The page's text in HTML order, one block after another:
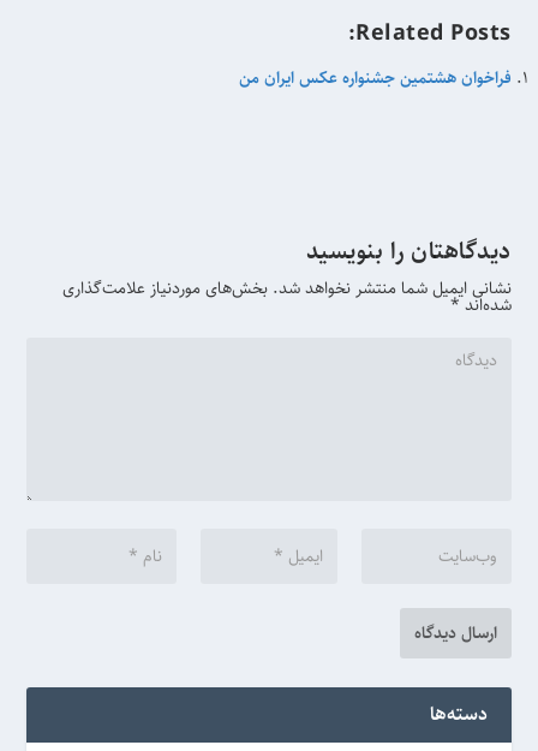
Related Posts:
فراخوان هشتمین جشنواره‌ عکس ایران من
دیدگاهتان را بنویسید
نشانی ایمیل شما منتشر نخواهد شد. بخش‌های موردنیاز علامت‌گذاری
شده‌اند*
دسته‌ها